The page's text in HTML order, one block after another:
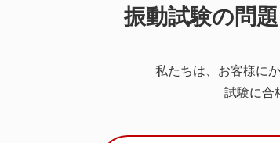
振動試験の問
私たちは、お客様に
試験に合